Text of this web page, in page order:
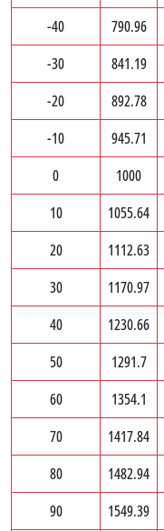
-40
790.96
-30
841.19
-20
892.78
-10
945.71
0
1000
10
1055.64
20
1112.63
30
1170.97
40
1230.66
50
1291.7
60
1354.1
70
1417.84
80
1482.94
90
1549.39